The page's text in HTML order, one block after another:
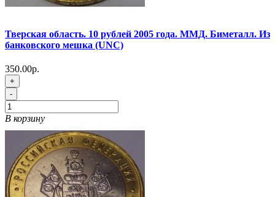
Тверская область. 10 рублей 2005 года. ММД. Биметалл. Из
банковского мешка (UNC)
350.00р.
+
-
В корзину